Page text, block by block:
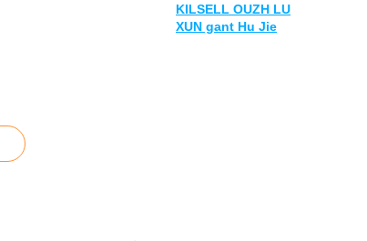
KILSELL OUZH LU
XUN gant Hu Jie